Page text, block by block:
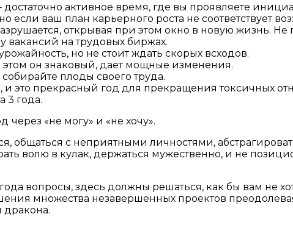
активное время, где вы проявляете
если ваш план карьерного роста не соответствует
открывая при этом окно в новую жизнь.
вакансий на трудовых биржах.
но не стоит ждать скорых всходов.
он знаковый, дает мощные изменения.
плоды своего труда.
это прекрасный год для прекращения токсичных
3 года.
через «не могу» и «не хочу».
общаться с неприятными личностями,
волю в кулак, держаться мужественно, и не
вопросы, здесь должны решаться, как бы вам не
множества незавершенных проектов
дракона.